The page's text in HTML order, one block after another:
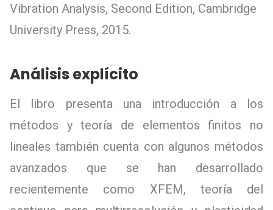
Vibration Analysis, Second Edition, Cambridge
University Press, 2015.
Análisis explícito
El libro presenta una introducción a los
métodos y teoría de elementos finitos no
lineales también cuenta con algunos métodos
avanzados que se han desarrollado
recientemente como XFEM, teoría del